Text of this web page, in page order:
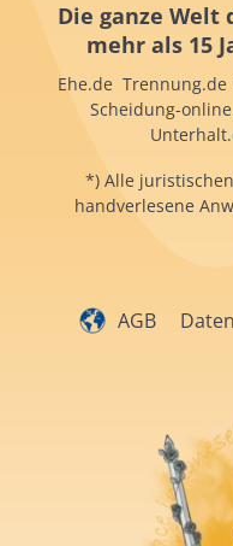
Die ganze Welt
mehr als 15
Ehe.de
Scheidung-
*) Alle
handverlesene
AGB